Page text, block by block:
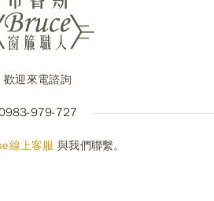
歡迎來電諮詢
979-727
線上客服 與我們聯繫。